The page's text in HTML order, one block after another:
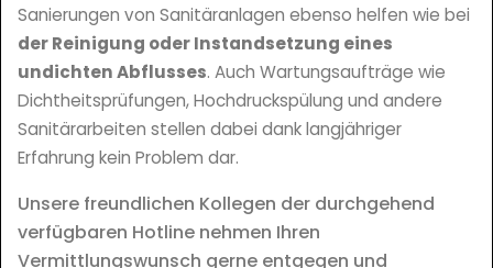
Sanierungen von Sanitäranlagen ebenso helfen wie bei
der Reinigung oder Instandsetzung eines
undichten Abflusses. Auch Wartungsaufträge wie
Dichtheitsprüfungen, Hochdruckspülung und andere
Sanitärarbeiten stellen dabei dank langjähriger
Erfahrung kein Problem dar.
Unsere freundlichen Kollegen der durchgehend
verfügbaren Hotline nehmen Ihren
Vermittlungswunsch gerne entgegen und